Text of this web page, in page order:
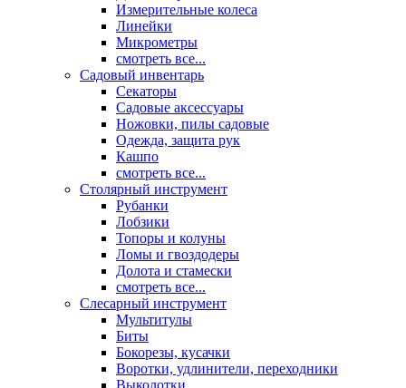
Измерительные колеса
Линейки
Микрометры
смотреть все...
Садовый инвентарь
Секаторы
Садовые аксессуары
Ножовки, пилы садовые
Одежда, защита рук
Кашпо
смотреть все...
Столярный инструмент
Рубанки
Лобзики
Топоры и колуны
Ломы и гвоздодеры
Долота и стамески
смотреть все...
Слесарный инструмент
Мультитулы
Биты
Бокорезы, кусачки
Воротки, удлинители, переходники
Выколотки